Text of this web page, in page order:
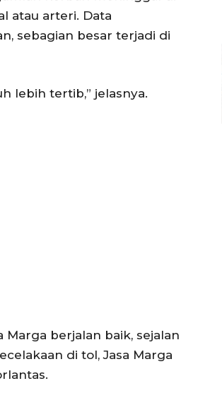
atau arteri. Data
sebagian besar terjadi di
lebih tertib,” jelasnya.
berjalan baik, sejalan
di tol, Jasa Marga